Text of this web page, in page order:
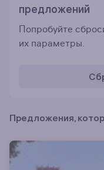
предложений
Попробуйте
их параметры.
Предложения,